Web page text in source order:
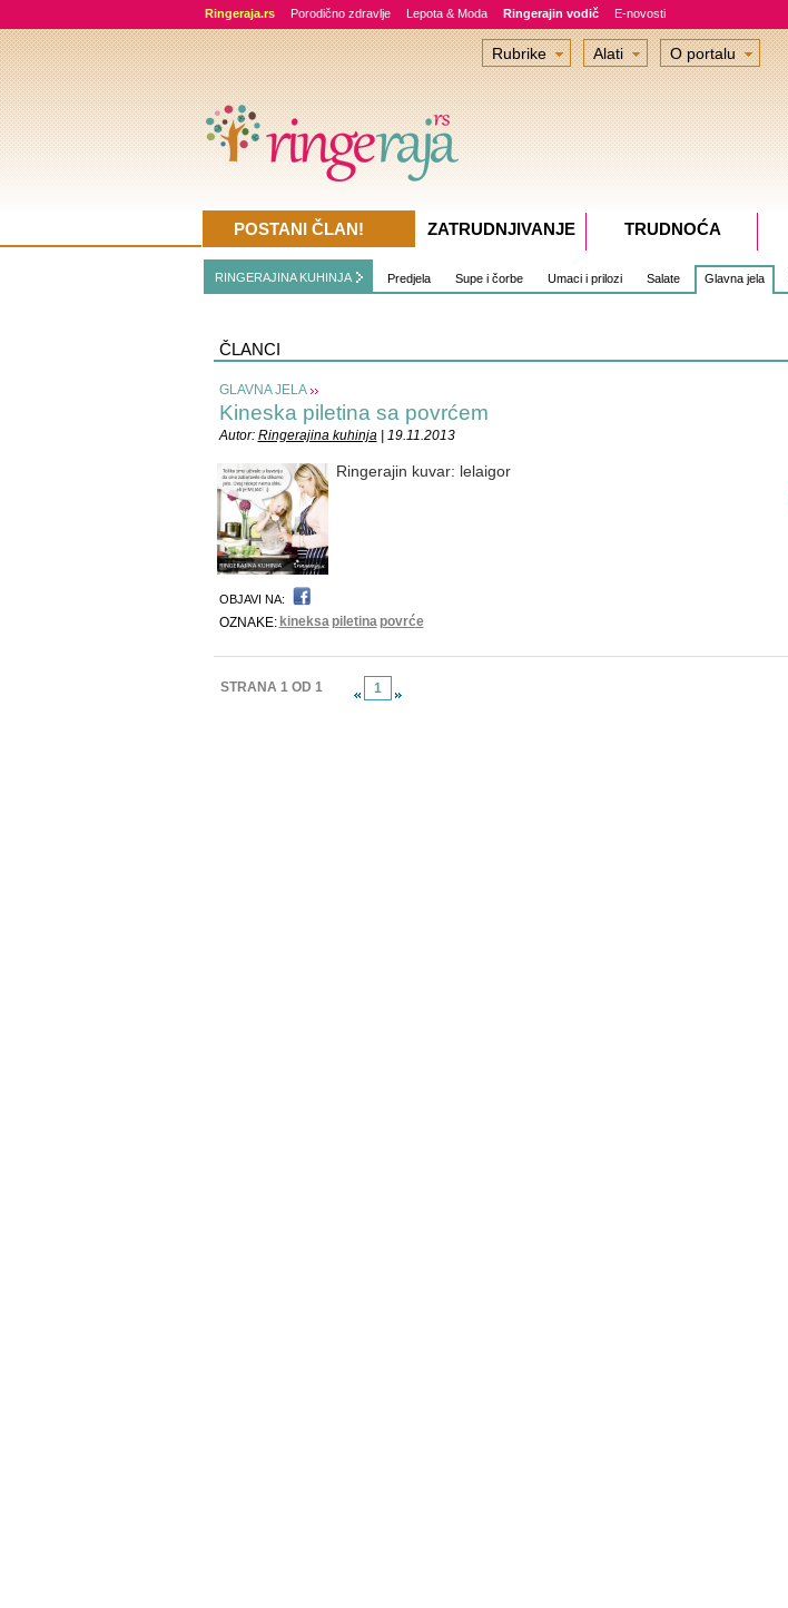
Ringeraja.rs Porodično zdravlje Lepota & Moda Ringerajin vodič E-novosti
RINGERAJINA KUHINJA Predjela Supe i čorbe Umaci i prilozi Salate Glavna jela
ČLANCI
GLAVNA JELA
Kineska piletina sa povrćem
Autor: Ringerajina kuhinja| 19.11.2013
Ringerajin kuvar: lelaigor
OBJAVI NA:
OZNAKE: kineksa piletina povrće
STRANA 1 OD 1 1
Rubrike Alati O portalu
POSTANI ČLAN! ZATRUDNJIVANJE TRUDNOĆA